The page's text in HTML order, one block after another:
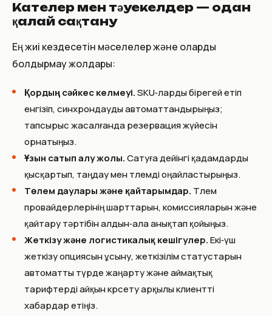
Кателер мен тәуекелдер — одан
қалай сақтану
Ең жиі кездесетін мәселелер және оларды
болдырмау жолдары:
Қордың сәйкес келмеуі.SKU‑ларды бірегей етіп
енгізіп, синхрондауды автоматтандырыңыз;
тапсырыс жасалғанда резервация жүйесін
орнатыңыз.
Ұзын сатып алу жолы.Сатуға дейінгі қадамдарды
қысқартып, таңдау мен төлемді оңайластырыңыз.
Төлем даулары және қайтарымдар. Төлем
провайдерлерінің шарттарын, комиссияларын және
қайтару тәртібін алдын‑ала анықтап қойыңыз.
Жеткізу және логистикалық кешігулер.Екі‑үш
жеткізу опциясын ұсыну, жеткізілім статустарын
автоматты түрде жаңарту және аймақтық
тарифтерді айқын көрсету арқылы клиентті
хабардар етіңіз.